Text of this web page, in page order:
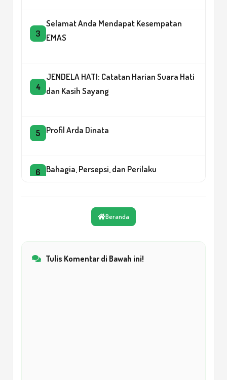
3
Selamat Anda Mendapat Kesempatan
EMAS
4
JENDELA HATI: Catatan Harian Suara Hati
dan Kasih Sayang
5 Profil Arda Dinata
6 Bahagia, Persepsi, dan Perilaku
Rela itu Cantik Euy!
Beranda
Tulis Komentar di Bawah ini!